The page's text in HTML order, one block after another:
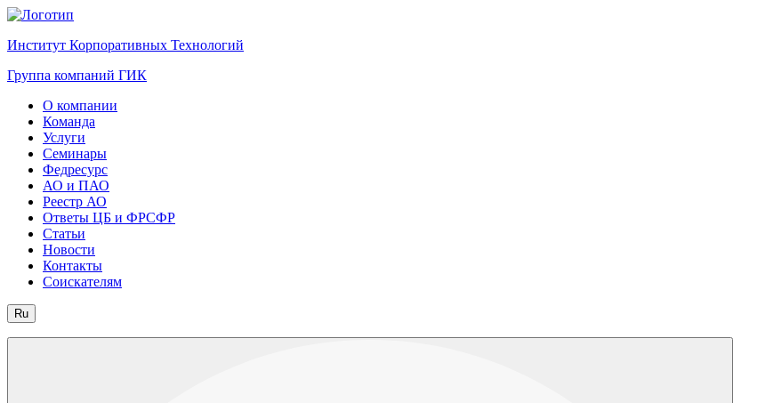
Институт Корпоративных Технологий
Группа компаний ГИК
О компании
Команда
Услуги
Семинары
Федресурс
АО и ПАО
Реестр АО
Ответы ЦБ и ФРСФР
Статьи
Новости
Контакты
Соискателям
Ru